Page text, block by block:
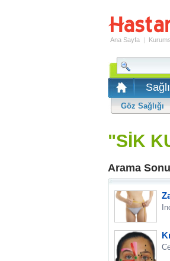
Ana Sayfa |
Göz Sağlığı
"SİK
Arama